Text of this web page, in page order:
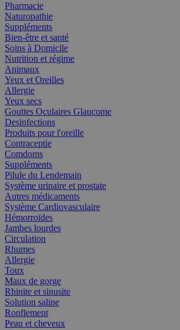
Pharmacie
Naturopathie
Suppléments
Bien-être et santé
Soins à Domicile
Nutrition et régime
Animaux
Yeux et Oreilles
Allergie
Yeux secs
Gouttes Oculaires Glaucome
Desinfections
Produits pour l'oreille
Contraceptie
Comdoms
Suppléments
Pilule du Lendemain
Système urinaire et prostate
Autres médicaments
Système Cardiovasculaire
Hémorroïdes
Jambes lourdes
Circulation
Rhumes
Allergie
Toux
Maux de gorge
Rhinite et sinusite
Solution saline
Ronflement
Peau et cheveux